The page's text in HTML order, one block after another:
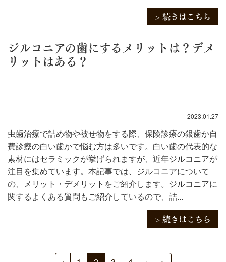
> 続きはこちら
ジルコニアの歯にするメリットは？デメ
リットはある？
2023.01.27
虫歯治療で詰め物や被せ物をする際、保険診療の銀歯か自
費診療の白い歯かで悩む方は多いです。白い歯の代表的な
素材にはセラミックが挙げられますが、近年ジルコニアが
注目を集めています。本記事では、ジルコニアについて
の、メリット・デメリットをご紹介します。ジルコニアに
関するよくある質問もご紹介しているので、詰...
> 続きはこちら